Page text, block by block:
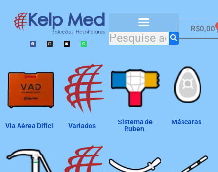
R$0,00
Via Aérea Difícil Variados
Sistema de
Ruben
Máscaras